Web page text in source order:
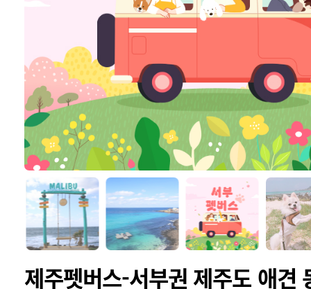
제주펫버스-서부권 제주도 애견